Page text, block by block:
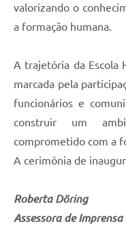
valorizando o
a formação humana.
A trajetória da Escola
marcada pela
funcionários e
construir um
comprometido com a
A cerimônia de
Roberta Döring
Assessora de Imprensa